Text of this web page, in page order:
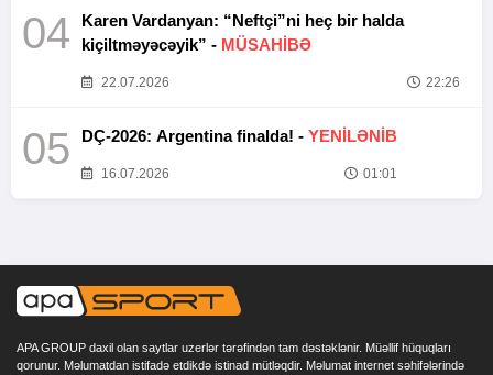
04
Karen Vardanyan: “Neftçi”ni heç bir halda
kiçiltməyəcəyik” - MÜSAHİBƏ
22.07.2026 22:26
05 DÇ-2026: Argentina finalda! - YENİLƏNİB
16.07.2026 01:01
APA GROUP daxil olan saytlar uzerlər tərəfindən tam dəstəklənir. Müəllif hüquqları
qorunur. Məlumatdan istifadə etdikdə istinad mütləqdir. Məlumat internet səhifələrində